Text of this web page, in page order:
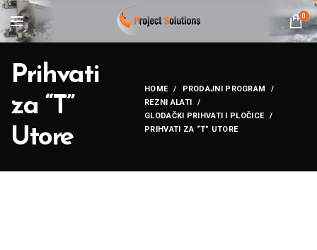
0
Prihvati
za “T”
Utore
HOME
PRODAJNI PROGRAM
REZNI ALATI
GLODAČKI PRIHVATI I PLOČICE
PRIHVATI ZA “T” UTORE